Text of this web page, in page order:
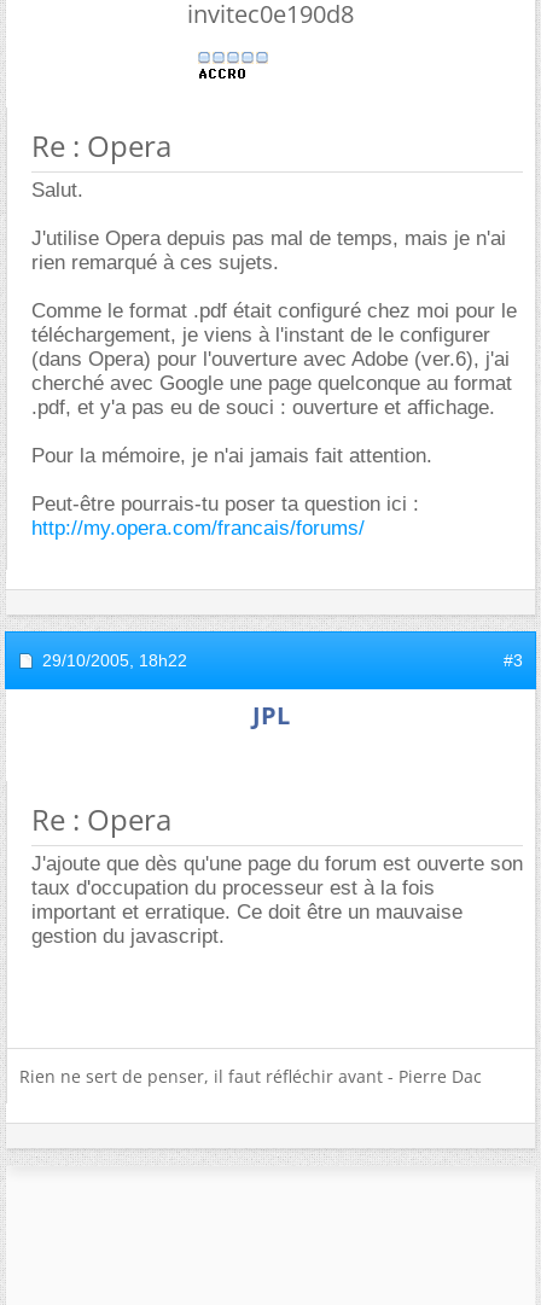
invitec0e190d8
Re : Opera
Salut.
J'utilise Opera depuis pas mal de temps, mais je n'ai
rien remarqué à ces sujets.
Comme le format .pdf était configuré chez moi pour le
téléchargement, je viens à l'instant de le configurer
(dans Opera) pour l'ouverture avec Adobe (ver.6), j'ai
cherché avec Google une page quelconque au format
.pdf, et y'a pas eu de souci : ouverture et affichage.
Pour la mémoire, je n'ai jamais fait attention.
Peut-être pourrais-tu poser ta question ici :
http://my.opera.com/francais/forums/
29/10/2005, 18h22 #3
JPL
Re : Opera
J'ajoute que dès qu'une page du forum est ouverte son
taux d'occupation du processeur est à la fois
important et erratique. Ce doit être un mauvaise
gestion du javascript.
Rien ne sert de penser, il faut réfléchir avant - Pierre Dac